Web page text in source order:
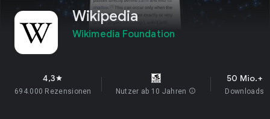
Wikipedia
Wikimedia Foundation
4,3star
694.000 Rezensionen Nutzer ab 10 Jahren info
50 Mio.+
Downloads